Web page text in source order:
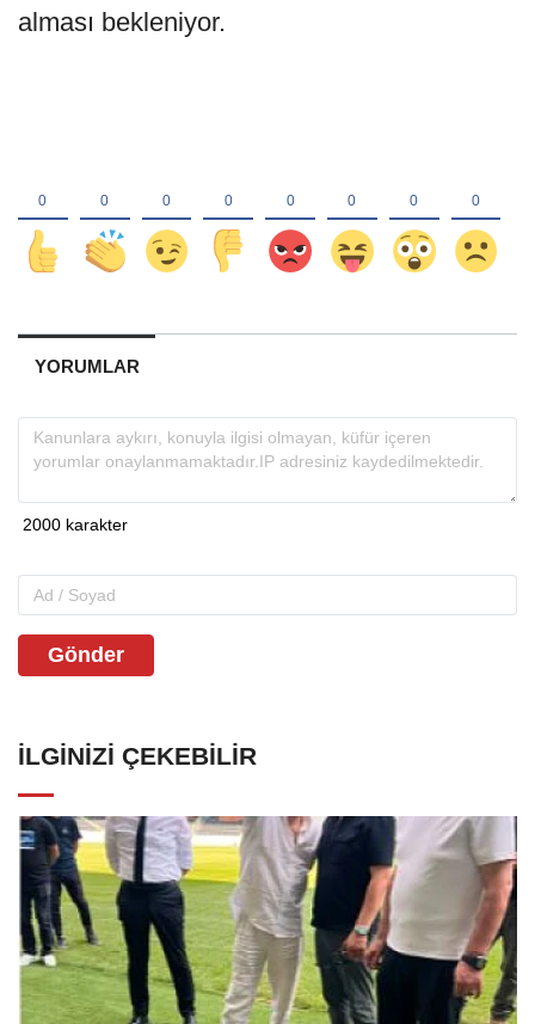
alması bekleniyor.
YORUMLAR
Gönder
İLGINIZI ÇEKEBILIR